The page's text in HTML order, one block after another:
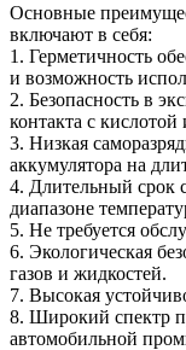
Основные
включают в себя:
1. Герметичность
и возможность
2. Безопасность в
контакта с
3. Низкая
аккумулятора на
4. Длительный срок
диапазоне
5. Не требуется
6. Экологическая
газов и жидкостей.
7. Высокая
8. Широкий спектр
автомобильной